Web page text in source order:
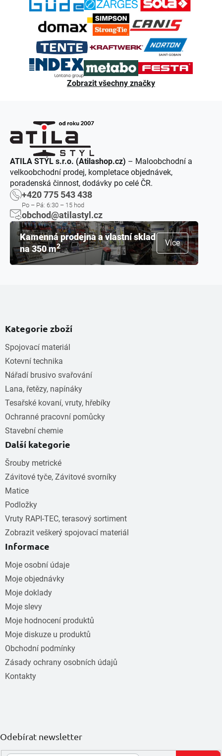
Zobrazit všechny značky
ATILA STÝL s.r.o. (Atilashop.cz) – Maloobchodní a
velkoobchodní prodej, kompletace objednávek,
poradenská činnost, dodávky po celé ČR.
+420 775 543 438
Po – Pá: 6:30 – 15 hod
obchod@atilastyl.cz
Kamenná prodejna a vlastní sklad
na 350 m2 Více
Kategorie zboží
Spojovací materiál
Kotevní technika
Nářadí brusivo svařování
Lana, řetězy, napínáky
Tesařské kovaní, vruty, hřebíky
Ochranné pracovní pomůcky
Stavební chemie
Další kategorie
Šrouby metrické
Závitové tyče, Závitové svorníky
Matice
Podložky
Vruty RAPI-TEC, terasový sortiment
Zobrazit veškerý spojovací materiál
Informace
Moje osobní údaje
Moje objednávky
Moje doklady
Moje slevy
Moje hodnocení produktů
Moje diskuze u produktů
Obchodní podmínky
Zásady ochrany osobních údajů
Kontakty
Odebírat newsletter